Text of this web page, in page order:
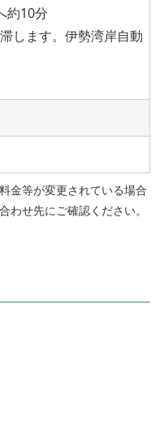
約10分
します。伊勢湾岸自動
金等が変更されている場合
わせ先にご確認ください。